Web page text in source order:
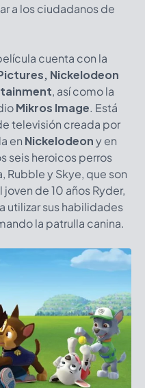
a los ciudadanos de
cuenta con la
Nickelodeon
, así como la
Mikros Image. Está
televisión creada por
en Nickelodeony en
seis heroicos perros
Rubble y Skye, que son
de 10 años Ryder,
utilizar sus habilidades
la patrulla canina.